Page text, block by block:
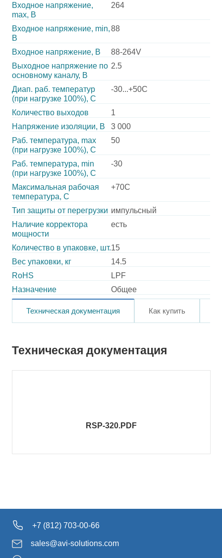
Входное напряжение,
max, В
264
Входное напряжение, min,
В
88
Входное напряжение, В
88-264V
Выходное напряжение по
основному каналу, В
2.5
Диап. раб. температур
(при нагрузке 100%), C
-30...+50C
Количество выходов
1
Напряжение изоляции, В
3 000
Раб. температура, max
(при нагрузке 100%), C
50
Раб. температура, min
(при нагрузке 100%), C
-30
Максимальная рабочая
температура, C
+70C
Тип защиты от перегрузки импульсный
Наличие корректора
мощности
есть
Количество в упаковке, шт.15
Вес упаковки, кг
14.5
RoHS
LPF
Назначение
Общее
Техническая документация Как купить
Техническая документация
RSP-320.PDF
+7 (812) 703-00-66
sales@avi-solutions.com